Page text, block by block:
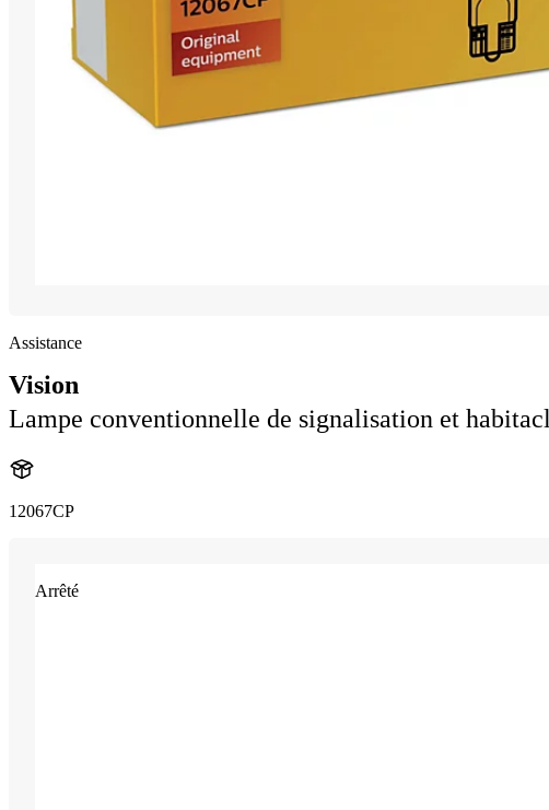
Assistance
Vision
Lampe conventionnelle de signalisation et
12067CP
Arrêté